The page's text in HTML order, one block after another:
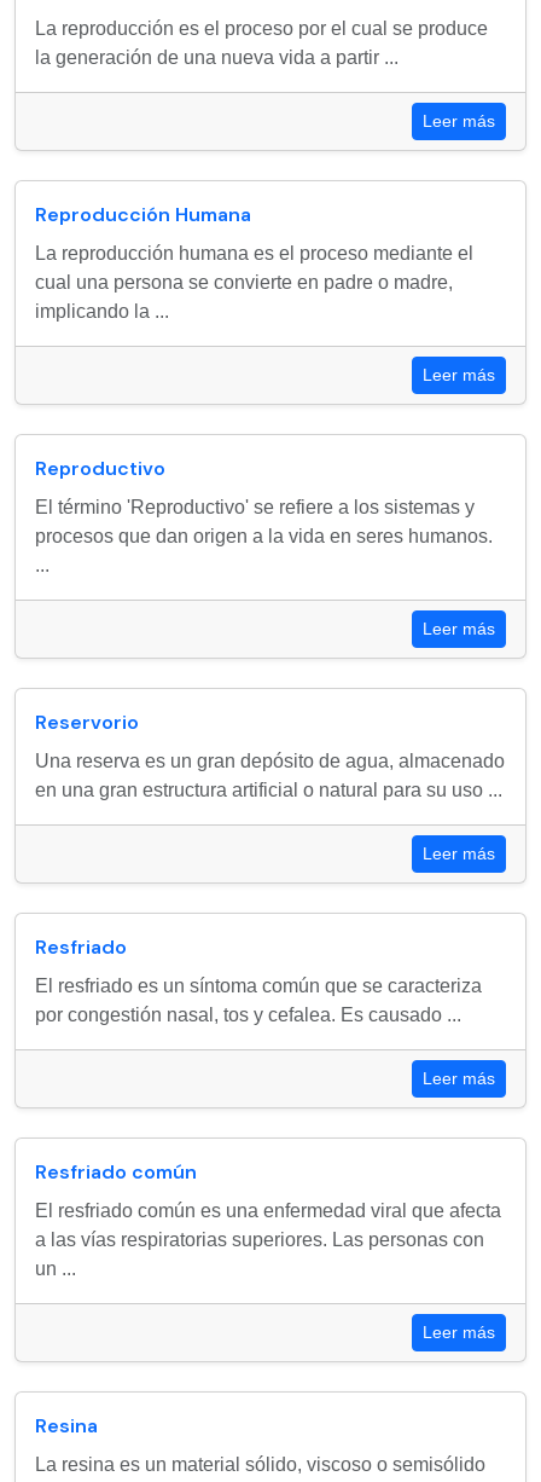
La reproducción es el proceso por el cual se produce
la generación de una nueva vida a partir ...
Leer más
Reproducción Humana
La reproducción humana es el proceso mediante el
cual una persona se convierte en padre o madre,
implicando la ...
Leer más
Reproductivo
El término 'Reproductivo' se refiere a los sistemas y
procesos que dan origen a la vida en seres humanos.
...
Leer más
Reservorio
Una reserva es un gran depósito de agua, almacenado
en una gran estructura artificial o natural para su uso ...
Leer más
Resfriado
El resfriado es un síntoma común que se caracteriza
por congestión nasal, tos y cefalea. Es causado ...
Leer más
Resfriado común
El resfriado común es una enfermedad viral que afecta
a las vías respiratorias superiores. Las personas con
un ...
Leer más
Resina
La resina es un material sólido, viscoso o semisólido